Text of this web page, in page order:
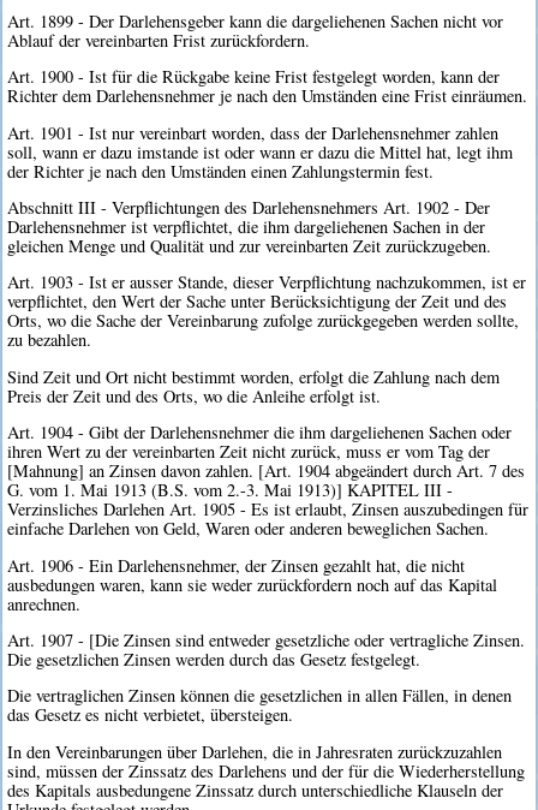
Art. 1899 - Der Darlehensgeber kann die dargeliehenen Sachen nicht vor
Ablauf der vereinbarten Frist zurückfordern.
Art. 1900 - Ist für die Rückgabe keine Frist festgelegt worden, kann der
Richter dem Darlehensnehmer je nach den Umständen eine Frist einräumen.
Art. 1901 - Ist nur vereinbart worden, dass der Darlehensnehmer zahlen
soll, wann er dazu imstande ist oder wann er dazu die Mittel hat, legt ihm
der Richter je nach den Umständen einen Zahlungstermin fest.
Abschnitt III - Verpflichtungen des Darlehensnehmers Art. 1902 - Der
Darlehensnehmer ist verpflichtet, die ihm dargeliehenen Sachen in der
gleichen Menge und Qualität und zur vereinbarten Zeit zurückzugeben.
Art. 1903 - Ist er ausser Stande, dieser Verpflichtung nachzukommen, ist er
verpflichtet, den Wert der Sache unter Berücksichtigung der Zeit und des
Orts, wo die Sache der Vereinbarung zufolge zurückgegeben werden sollte,
zu bezahlen.
Sind Zeit und Ort nicht bestimmt worden, erfolgt die Zahlung nach dem
Preis der Zeit und des Orts, wo die Anleihe erfolgt ist.
Art. 1904 - Gibt der Darlehensnehmer die ihm dargeliehenen Sachen oder
ihren Wert zu der vereinbarten Zeit nicht zurück, muss er vom Tag der
[Mahnung] an Zinsen davon zahlen. [Art. 1904 abgeändert durch Art. 7 des
G. vom 1. Mai 1913 (B.S. vom 2.-3. Mai 1913)] KAPITEL III -
Verzinsliches Darlehen Art. 1905 - Es ist erlaubt, Zinsen auszubedingen für
einfache Darlehen von Geld, Waren oder anderen beweglichen Sachen.
Art. 1906 - Ein Darlehensnehmer, der Zinsen gezahlt hat, die nicht
ausbedungen waren, kann sie weder zurückfordern noch auf das Kapital
anrechnen.
Art. 1907 - [Die Zinsen sind entweder gesetzliche oder vertragliche Zinsen.
Die gesetzlichen Zinsen werden durch das Gesetz festgelegt.
Die vertraglichen Zinsen können die gesetzlichen in allen Fällen, in denen
das Gesetz es nicht verbietet, übersteigen.
In den Vereinbarungen über Darlehen, die in Jahresraten zurückzuzahlen
sind, müssen der Zinssatz des Darlehens und der für die Wiederherstellung
des Kapitals ausbedungene Zinssatz durch unterschiedliche Klauseln der